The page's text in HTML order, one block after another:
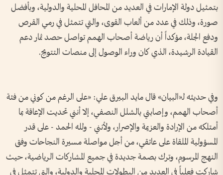
بتمثيل دولة الإمارات في العديد من المحافل المحلية والدولية، وبأفضل
صورة، وذلك في عدد من ألعاب القوى، والتي تتمثل في رمي القرص
ودفع الجلة، مؤكداً أن رياضة أصحاب الهمم تواصل حصد ثمار دعم
القيادة الرشيدة، الذي كان وراء الوصول إلى منصات التتويج.
وفي حديثه لـ«البيان» قال مايد البيرق علي: «على الرغم من كوني من فئة
أصحاب الهمم، وإصابتي بالشلل النصفي، إلا أنني تحديت الإعاقة بما
أمتلكه من الإرادة والعزيمة والإصرار، ولأنني - ولله الحمد - على قدر
المسؤولية الملقاة على عاتقي، من أجل مواصلة مسيرة النجاحات وفق
النهج المرسوم، وترك بصمة جديدة في جميع المشاركات الرياضية، حيث
شاركت فعلياً في العديد من البطولات المحلية والدولية، والتي تتمثل في